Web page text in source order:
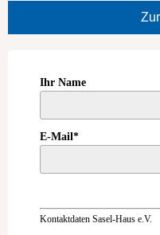
Ihr Name
E-Mail*
Kontaktdaten Sasel-Haus e.V.